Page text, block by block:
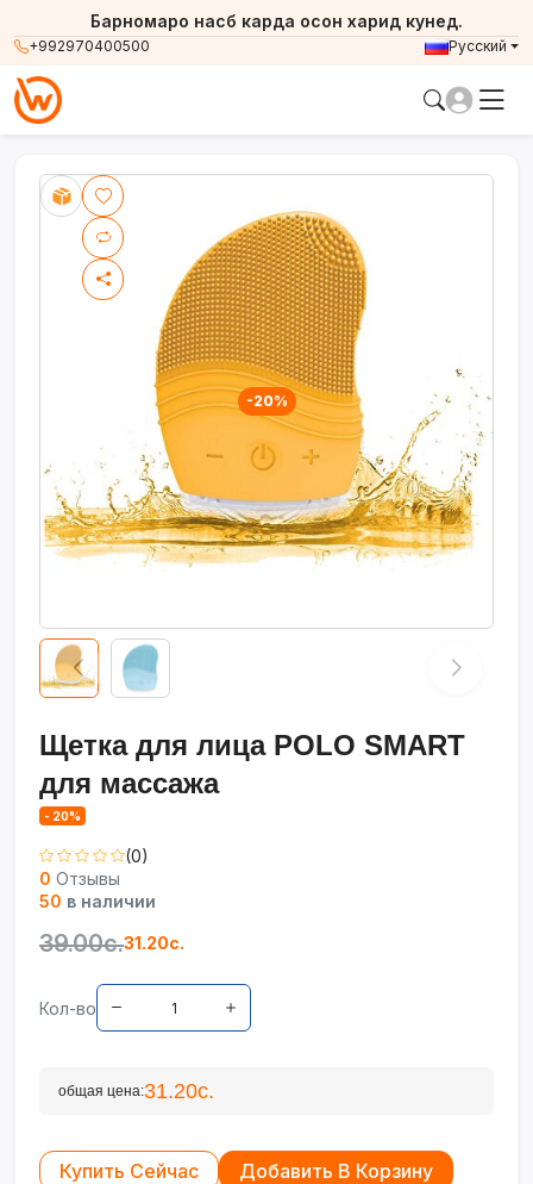
+992970400500
Барномаро насб карда осон харид кунед.
Русский
-20%
Щетка для лица POLO SMART
для массажа
- 20%
(0)
0 Отзывы
50 в наличии
39.00с.31.20с.
Кол-во
общая цена:31.20с.
Купить Сейчас Добавить В Корзину